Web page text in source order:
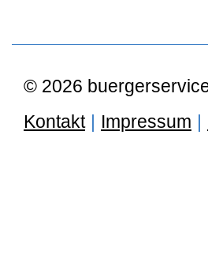
© 2026
Kontakt | Impressum |